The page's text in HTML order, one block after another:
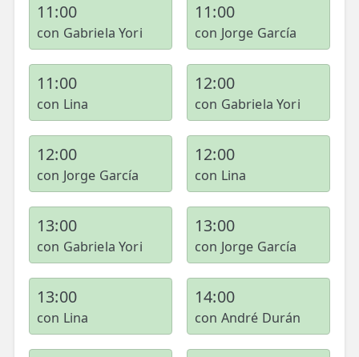
11:00
con Gabriela Yori
11:00
con Jorge García
11:00
con Lina
12:00
con Gabriela Yori
12:00
con Jorge García
12:00
con Lina
13:00
con Gabriela Yori
13:00
con Jorge García
13:00
con Lina
14:00
con André Durán